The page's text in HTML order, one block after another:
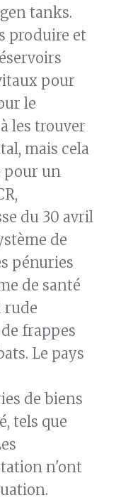
tanks.
produire et
pour
le
les trouver
mais cela
pour un
du 30 avril
de
pénuries
de santé
rude
frappes
Le pays
de biens
tels que
n'ont